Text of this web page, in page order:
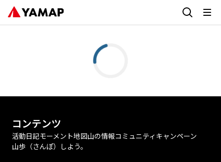
コンテンツ
活動日記モーメント地図山の情報コミュニティ キャンペーン
山歩（さんぽ）しよう。